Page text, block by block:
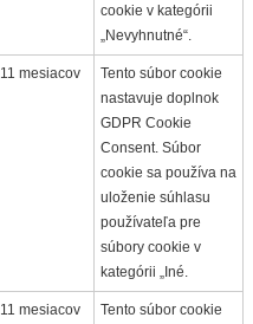
cookie v kategórii
„Nevyhnutné“.
11 mesiacov
Tento súbor cookie
nastavuje doplnok
GDPR Cookie
Consent. Súbor
cookie sa používa na
uloženie súhlasu
používateľa pre
súbory cookie v
kategórii „Iné.
11 mesiacov
Tento súbor cookie